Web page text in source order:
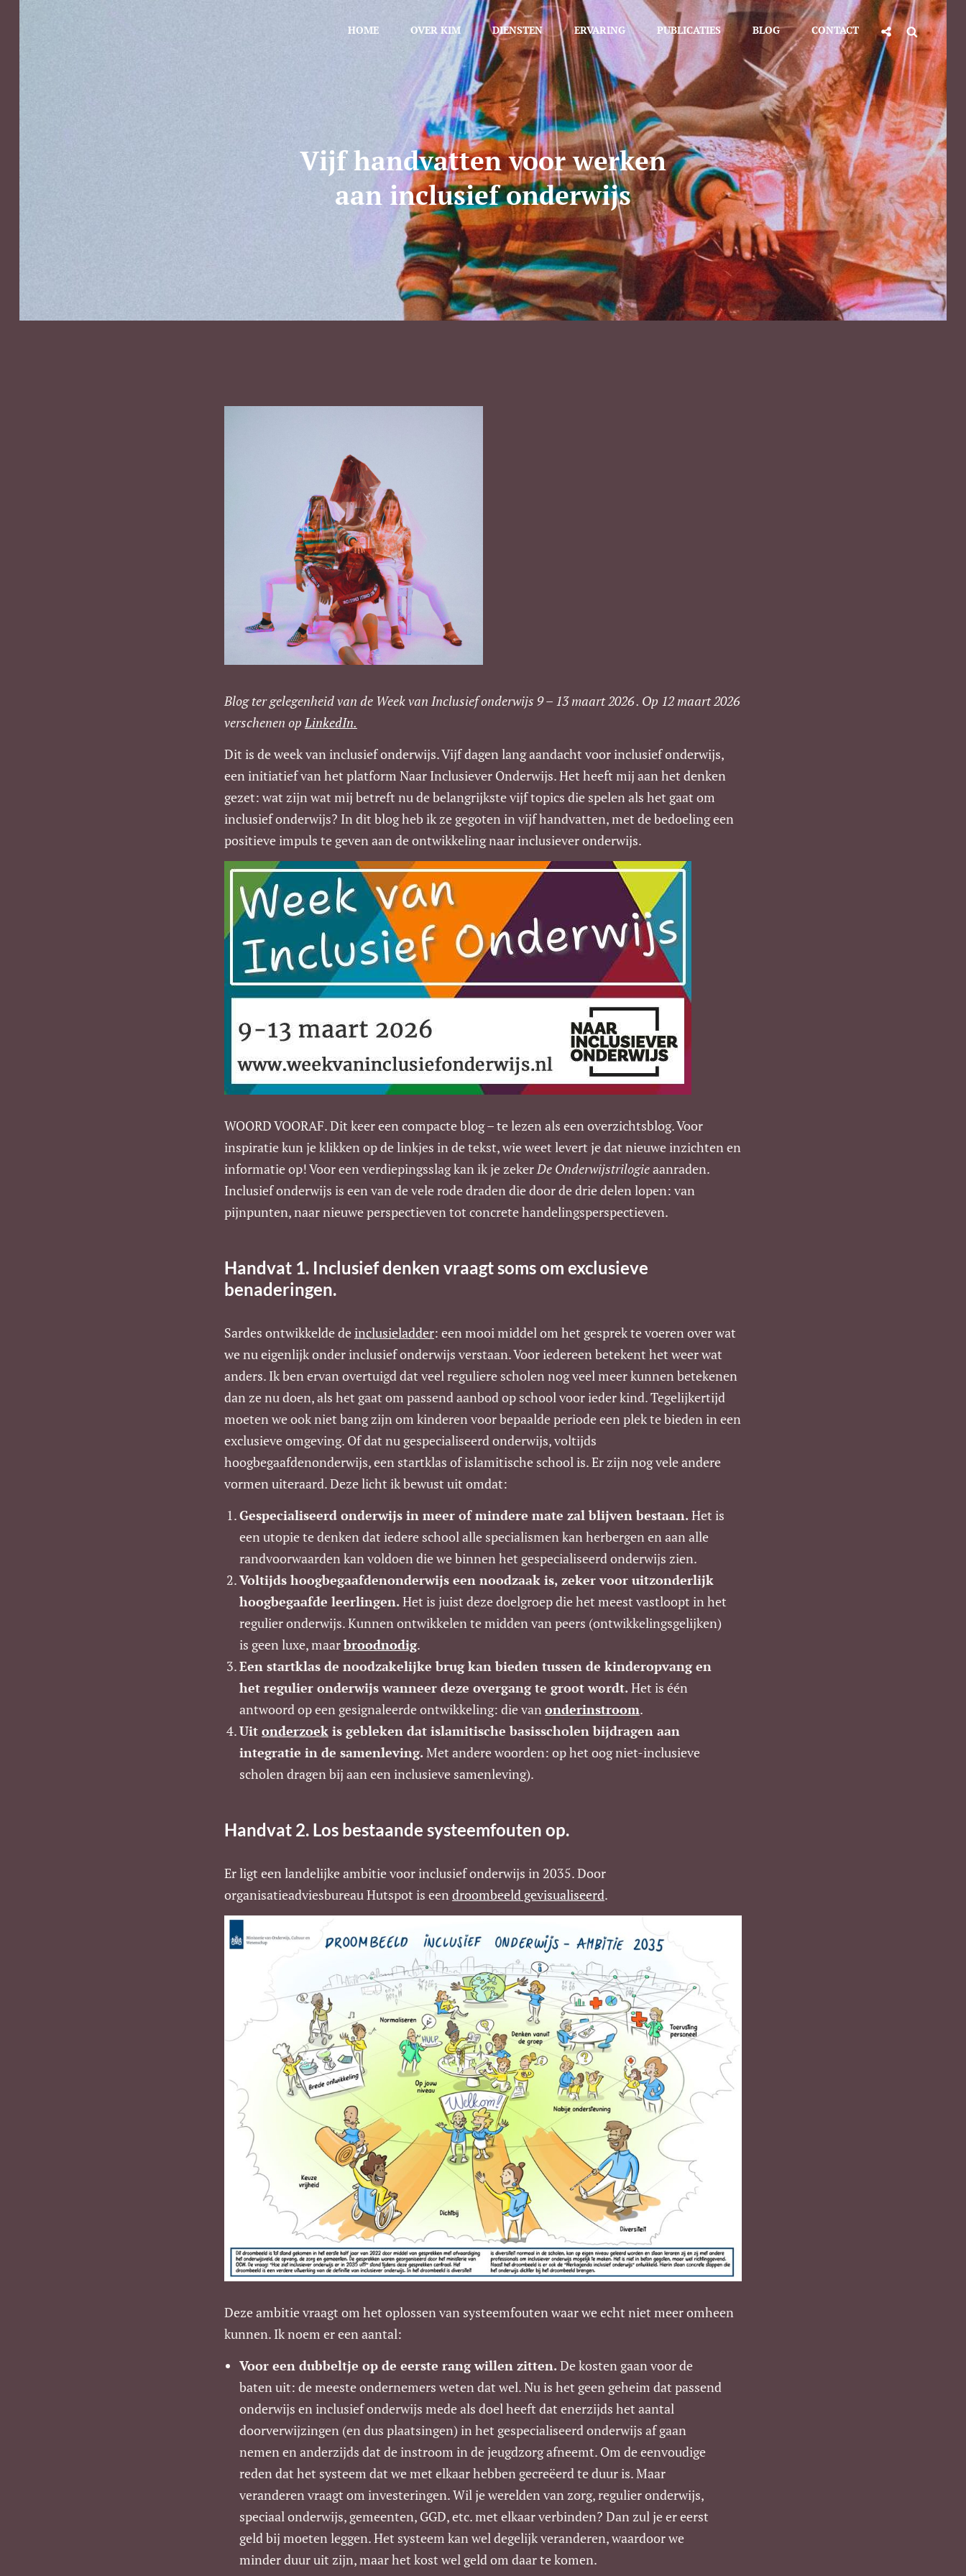
HOME OVER KIM DIENSTEN ERVARING PUBLICATIES BLOG CONTACT
Social
Share
Search
Vijf handvatten voor werken
aan inclusief onderwijs
Blog ter gelegenheid van de Week van Inclusief onderwijs 9 – 13 maart 2026 . Op 12 maart 2026
verschenen opLinkedIn.
Dit is de week van inclusief onderwijs. Vijf dagen lang aandacht voor inclusief onderwijs,
een initiatief van het platform Naar Inclusiever Onderwijs. Het heeft mij aan het denken
gezet: wat zijn wat mij betreft nu de belangrijkste vijf topics die spelen als het gaat om
inclusief onderwijs? In dit blog heb ik ze gegoten in vijf handvatten, met de bedoeling een
positieve impuls te geven aan de ontwikkeling naar inclusiever onderwijs.
WOORD VOORAF. Dit keer een compacte blog – te lezen als een overzichtsblog. Voor
inspiratie kun je klikken op de linkjes in de tekst, wie weet levert je dat nieuwe inzichten en
informatie op! Voor een verdiepingsslag kan ik je zekerDe Onderwijstrilogieaanraden.
Inclusief onderwijs is een van de vele rode draden die door de drie delen lopen: van
pijnpunten, naar nieuwe perspectieven tot concrete handelingsperspectieven.
Handvat 1. Inclusief denken vraagt soms om exclusieve
benaderingen.
Sardes ontwikkelde deinclusieladder: een mooi middel om het gesprek te voeren over wat
we nu eigenlijk onder inclusief onderwijs verstaan. Voor iedereen betekent het weer wat
anders. Ik ben ervan overtuigd dat veel reguliere scholen nog veel meer kunnen betekenen
dan ze nu doen, als het gaat om passend aanbod op school voor ieder kind. Tegelijkertijd
moeten we ook niet bang zijn om kinderen voor bepaalde periode een plek te bieden in een
exclusieve omgeving. Of dat nu gespecialiseerd onderwijs, voltijds
hoogbegaafdenonderwijs, een startklas of islamitische school is. Er zijn nog vele andere
vormen uiteraard. Deze licht ik bewust uit omdat:
Gespecialiseerd onderwijs in meer of mindere mate zal blijven bestaan.Het is
een utopie te denken dat iedere school alle specialismen kan herbergen en aan alle
randvoorwaarden kan voldoen die we binnen het gespecialiseerd onderwijs zien.
Voltijds hoogbegaafdenonderwijs een noodzaak is, zeker voor uitzonderlijk
hoogbegaafde leerlingen.Het is juist deze doelgroep die het meest vastloopt in het
regulier onderwijs. Kunnen ontwikkelen te midden van peers (ontwikkelingsgelijken)
is geen luxe, maarbroodnodig.
Een startklas de noodzakelijke brug kan bieden tussen de kinderopvang en
het regulier onderwijs wanneer deze overgang te groot wordt.Het is één
antwoord op een gesignaleerde ontwikkeling: die vanonderinstroom.
Uit onderzoekis gebleken dat islamitische basisscholen bijdragen aan
integratie in de samenleving.Met andere woorden: op het oog niet-inclusieve
scholen dragen bij aan een inclusieve samenleving).
Handvat 2. Los bestaande systeemfouten op.
Er ligt een landelijke ambitie voor inclusief onderwijs in 2035. Door
organisatieadviesbureau Hutspot is eendroombeeld gevisualiseerd.
Deze ambitie vraagt om het oplossen van systeemfouten waar we echt niet meer omheen
kunnen. Ik noem er een aantal:
Voor een dubbeltje op de eerste rang willen zitten.De kosten gaan voor de
baten uit: de meeste ondernemers weten dat wel. Nu is het geen geheim dat passend
onderwijs en inclusief onderwijs mede als doel heeft dat enerzijds het aantal
doorverwijzingen (en dus plaatsingen) in het gespecialiseerd onderwijs af gaan
nemen en anderzijds dat de instroom in de jeugdzorg afneemt. Om de eenvoudige
reden dat het systeem dat we met elkaar hebben gecreëerd te duur is. Maar
veranderen vraagt om investeringen. Wil je werelden van zorg, regulier onderwijs,
speciaal onderwijs, gemeenten, GGD, etc. met elkaar verbinden? Dan zul je er eerst
geld bij moeten leggen. Het systeem kan wel degelijk veranderen, waardoor we
minder duur uit zijn, maar het kost wel geld om daar te komen.